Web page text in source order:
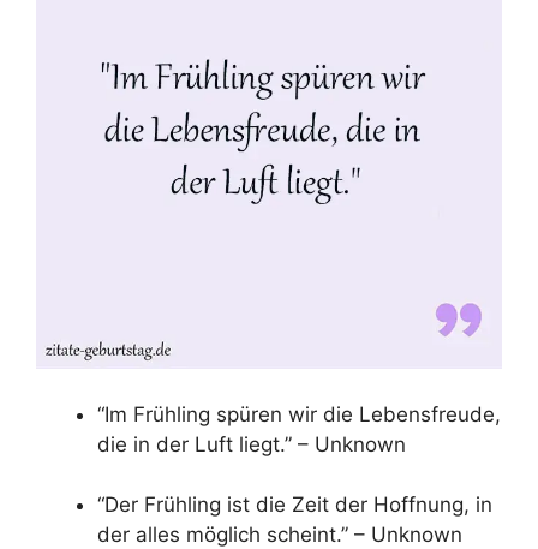
“Im Frühling spüren wir die Lebensfreude,
die in der Luft liegt.” – Unknown
“Der Frühling ist die Zeit der Hoffnung, in
der alles möglich scheint.” – Unknown